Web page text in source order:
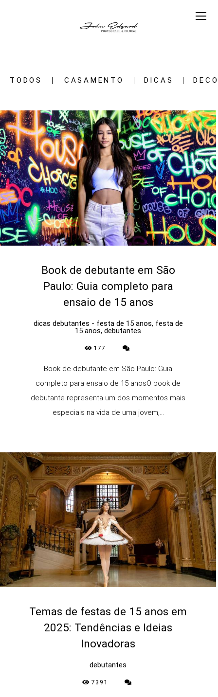
TODOS CASAMENTO DICAS
Book de debutante em São
Paulo: Guia completo para
ensaio de 15 anos
dicas debutantes - festa de 15 anos, festa de
15 anos, debutantes
177
Book de debutante em São Paulo: Guia
completo para ensaio de 15 anosO book de
debutante representa um dos momentos mais
especiais na vida de uma jovem,...
Temas de festas de 15 anos em
2025: Tendências e Ideias
Inovadoras
debutantes
7391